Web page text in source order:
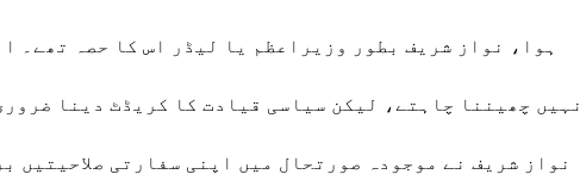
ہوا، نواز شریف بطور وزیراعظم یا لیڈر اس کا حصہ تھے۔
نہیں چھیننا چاہتے، لیکن سیاسی قیادت کا کریڈٹ دینا
نواز شریف نے موجودہ صورتحال میں اپنی سفارتی صلاحیتیں